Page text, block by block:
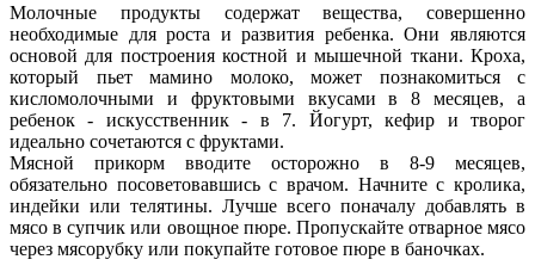
Молочные продукты содержат вещества, совершенно
необходимые для роста и развития ребенка. Они являются
основой для построения костной и мышечной ткани. Кроха,
который пьет мамино молоко, может познакомиться с
кисломолочными и фруктовыми вкусами в 8 месяцев, а
ребенок - искусственник - в 7. Йогурт, кефир и творог
идеально сочетаются с фруктами.
Мясной прикорм вводите осторожно в 8-9 месяцев,
обязательно посоветовавшись с врачом. Начните с кролика,
индейки или телятины. Лучше всего поначалу добавлять в
мясо в супчик или овощное пюре. Пропускайте отварное мясо
через мясорубку или покупайте готовое пюре в баночках.